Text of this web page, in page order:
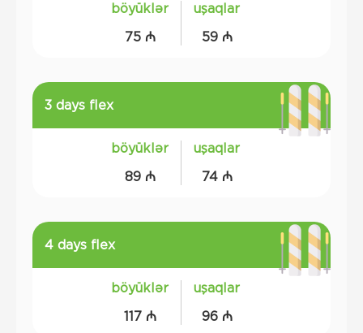
böyüklər
75 ₼
uşaqlar
59 ₼
3 days flex
böyüklər
89 ₼
uşaqlar
74 ₼
4 days flex
böyüklər
117 ₼
uşaqlar
96 ₼